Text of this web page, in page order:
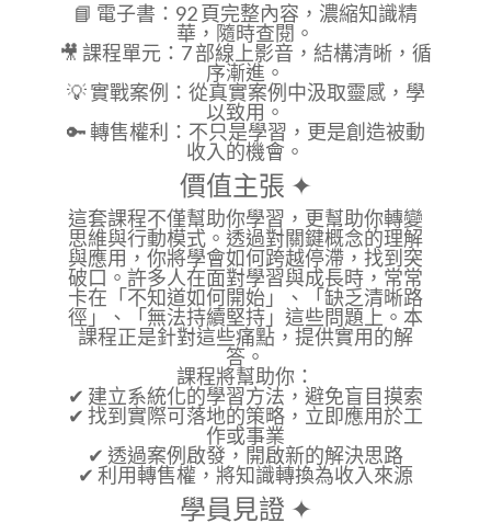
📘 電子書：92 頁完整內容，濃縮知識精
華，隨時查閱。
🎥 課程單元：7 部線上影音，結構清晰，循
序漸進。
💡 實戰案例：從真實案例中汲取靈感，學
以致用。
🔑 轉售權利：不只是學習，更是創造被動
收入的機會。
價值主張 ✦
這套課程不僅幫助你學習，更幫助你轉變
思維與行動模式 。透過對關鍵概念的理解
與應用，你將學會如何跨越停滯，找到突
破口。許多人在面對學習與成長時，常常
卡在「不知道如何開始」、「缺乏清晰路
徑」、「無法持續堅持」這些問題上。本
課程正是針對這些痛點，提供實用的解
答。
課程將幫助你：
✔ 建立系統化的學習方法，避免盲目摸索
✔ 找到實際可落地的策略，立即應用於工
作或事業
✔ 透過案例啟發，開啟新的解決思路
✔ 利用轉售權，將知識轉換為收入來源
學員見證 ✦